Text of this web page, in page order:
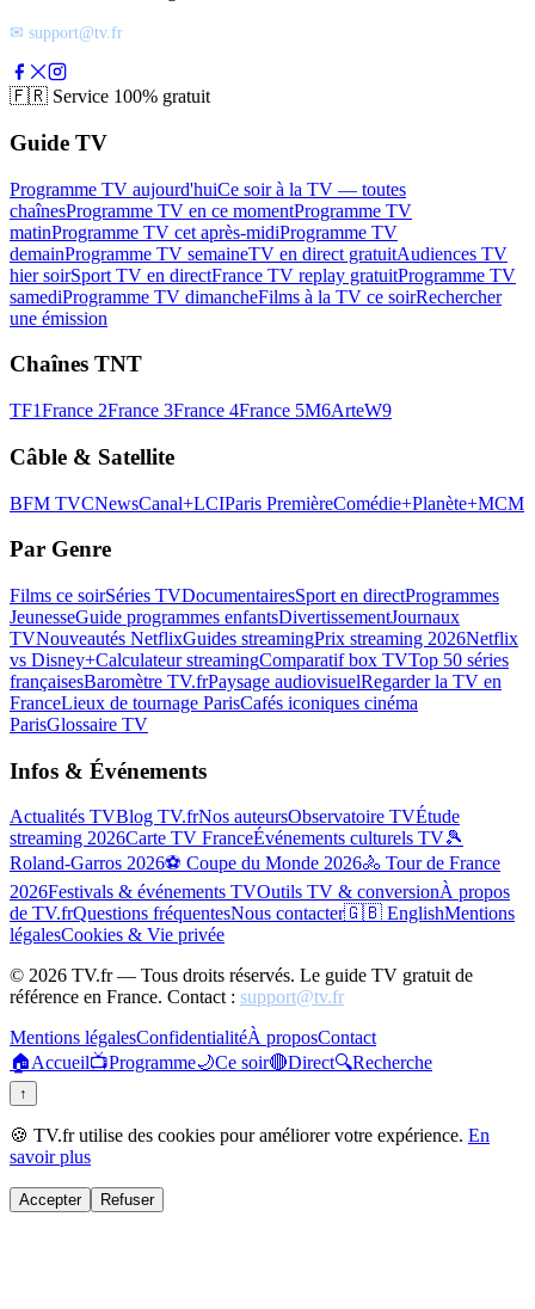
✉ support@tv.fr
🇫🇷 Service 100% gratuit
Guide TV
Programme TV aujourd'huiCe soir à la TV — toutes
chaînesProgramme TV en ce momentProgramme TV
matinProgramme TV cet après-midiProgramme TV
demainProgramme TV semaineTV en direct gratuitAudiences TV
hier soirSport TV en directFrance TV replay gratuitProgramme TV
samediProgramme TV dimancheFilms à la TV ce soirRechercher
une émission
Chaînes TNT
TF1France 2France 3France 4France 5M6ArteW9
Câble & Satellite
BFM TVCNewsCanal+LCIParis PremièreComédie+Planète+MCM
Par Genre
Films ce soirSéries TVDocumentairesSport en directProgrammes
JeunesseGuide programmes enfantsDivertissementJournaux
TVNouveautés NetflixGuides streamingPrix streaming 2026Netflix
vs Disney+Calculateur streamingComparatif box TVTop 50 séries
françaisesBaromètre TV.frPaysage audiovisuelRegarder la TV en
FranceLieux de tournage ParisCafés iconiques cinéma
ParisGlossaire TV
Infos & Événements
Actualités TVBlog TV.frNos auteursObservatoire TVÉtude
streaming 2026Carte TV FranceÉvénements culturels TV🎾
Roland-Garros 2026⚽ Coupe du Monde 2026🚴 Tour de France
2026Festivals & événements TVOutils TV & conversionÀ propos
de TV.frQuestions fréquentesNous contacter🇬🇧 EnglishMentions
légalesCookies & Vie privée
© 2026 TV.fr — Tous droits réservés. Le guide TV gratuit de
référence en France. Contact : support@tv.fr
Mentions légalesConfidentialitéÀ proposContact
🏠Accueil📺Programme🌙Ce soir🔴Direct🔍Recherche
↑
🍪 TV.fr utilise des cookies pour améliorer votre expérience. En
savoir plus
Accepter Refuser